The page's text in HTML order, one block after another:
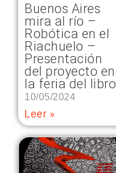
Buenos Aires
mira al río –
Robótica en el
Riachuelo –
Presentación
del proyecto en
la feria del libro
10/05/2024
Leer »